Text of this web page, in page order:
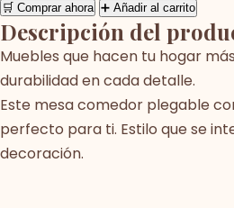
🛒 Comprar ahora ➕ Añadir al carrito
Descripción del
Muebles que hacen tu hogar
durabilidad en cada detalle.
Este mesa comedor plegable
perfecto para ti. Estilo que se
decoración.